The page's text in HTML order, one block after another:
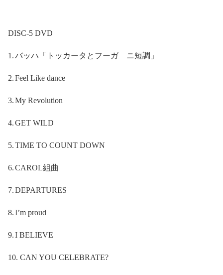
DISC-5 DVD
1.バッハ「トッカータとフーガ ニ短調」
2.Feel Like dance
3.My Revolution
4.GET WILD
5.TIME TO COUNT DOWN
6.CAROL組曲
7.DEPARTURES
8.I’m proud
9.I BELIEVE
10. CAN YOU CELEBRATE?